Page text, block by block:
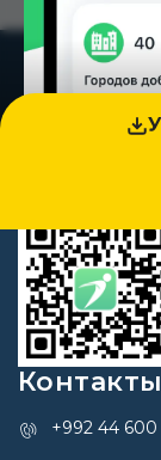
Контакты
+992 44